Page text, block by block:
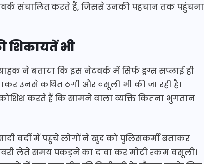
संचालित करते हैं, जिससे उनकी पहचान तक पहुंचना
शिकायतें भी
ने बताया कि इस नेटवर्क में सिर्फ ड्रग्स सप्लाई ही
उनसे कथित ठगी और वसूली भी की जा रही है।
करते हैं कि सामने वाला व्यक्ति कितना भुगतान
वर्दी में पहुंचे लोगों ने खुद को पुलिसकर्मी बताकर
लेते समय पकड़ने का दावा कर मोटी रकम वसूली।